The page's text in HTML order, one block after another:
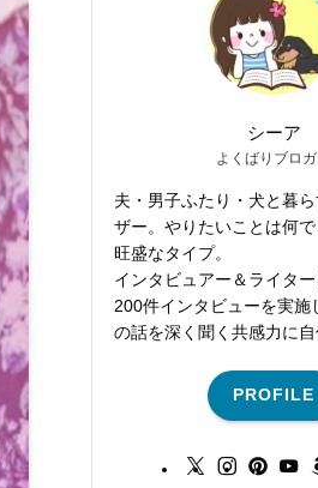
シーア
よくばりブロ
夫・男子ふたり・犬と暮
ザー。やりたいことは何
旺盛なタイプ。
インタビュアー＆ライタ
200件インタビューを実施
の話を深く聞く共感力に自
PROFILE